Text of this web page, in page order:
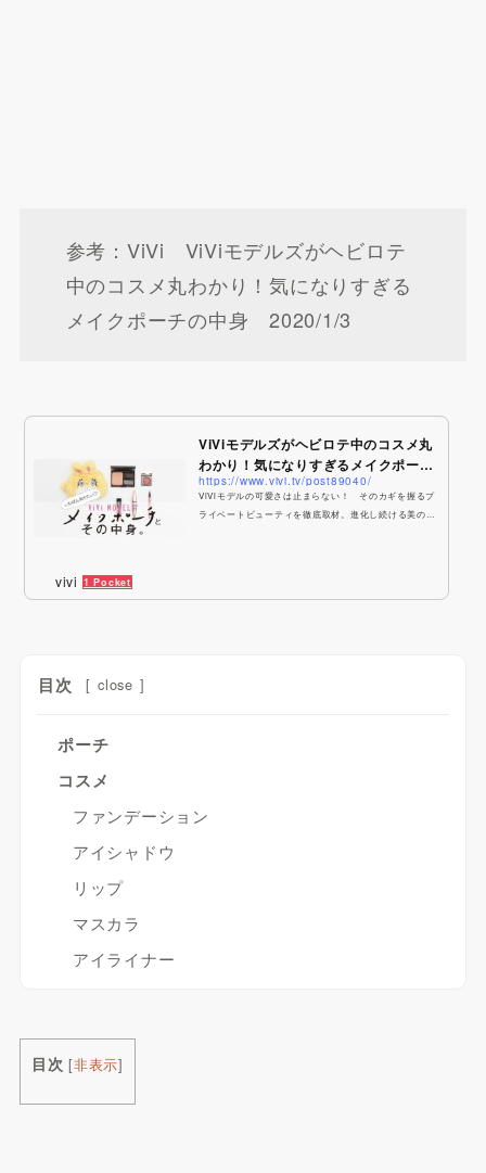
参考：ViVi ViViモデルズがヘビロテ
中のコスメ丸わかり！気になりすぎる
メイクポーチの中身 2020/1/3
ViViモデルズがヘビロテ中のコスメ丸
わかり！気になりすぎるメイクポーチ
の中身 | ...
https://www.vivi.tv/post89040/
ViViモデルの可愛さは止まらない！ そのカギを握るプ
ライベートビューティを徹底取材。進化し続ける美の秘
vivi 1 Pocket
目次 [ close ]
ポーチ
コスメ
ファンデーション
アイシャドウ
リップ
マスカラ
アイライナー
目次 [非表示]